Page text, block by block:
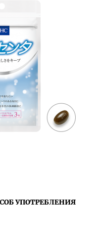
УПОТРЕБЛЕНИЯ